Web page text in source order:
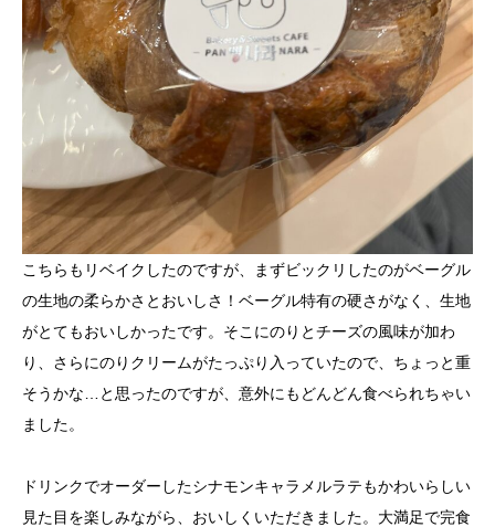
こちらもリベイクしたのですが、まずビックリしたのがベーグル
の生地の柔らかさとおいしさ！ベーグル特有の硬さがなく、生地
がとてもおいしかったです。そこにのりとチーズの風味が加わ
り、さらにのりクリームがたっぷり入っていたので、ちょっと重
そうかな…と思ったのですが、意外にもどんどん食べられちゃい
ました。
ドリンクでオーダーしたシナモンキャラメルラテもかわいらしい
見た目を楽しみながら、おいしくいただきました。大満足で完食